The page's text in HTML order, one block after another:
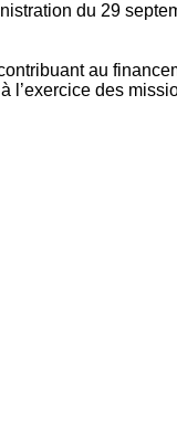
du 29
au
des